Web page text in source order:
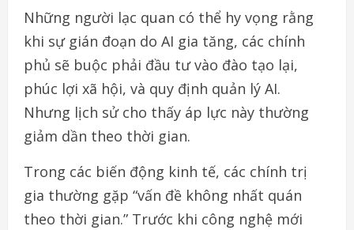
Những người lạc quan có thể hy vọng rằng
khi sự gián đoạn do AI gia tăng, các chính
phủ sẽ buộc phải đầu tư vào đào tạo lại,
phúc lợi xã hội, và quy định quản lý AI.
Nhưng lịch sử cho thấy áp lực này thường
giảm dần theo thời gian.
Trong các biến động kinh tế, các chính trị
gia thường gặp “vấn đề không nhất quán
theo thời gian.” Trước khi công nghệ mới